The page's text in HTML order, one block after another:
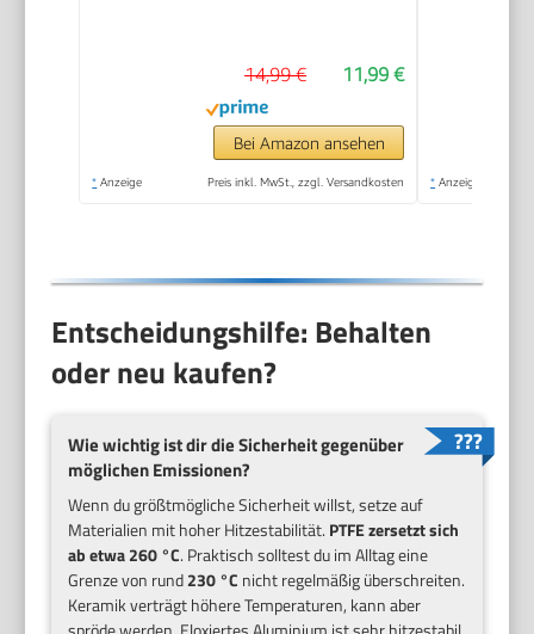
weiß
11,99 €
14,99 €
Bei Amazon ansehen
* Anzeige Preis inkl. MwSt., zzgl. Versandkosten * Anzeige
Entscheidungshilfe: Behalten
oder neu kaufen?
Wie wichtig ist dir die Sicherheit gegenüber
möglichen Emissionen?
Wenn du größtmögliche Sicherheit willst, setze auf
Materialien mit hoher Hitzestabilität. PTFE zersetzt sich
ab etwa 260 °C. Praktisch solltest du im Alltag eine
Grenze von rund230 °C nicht regelmäßig überschreiten.
Keramik verträgt höhere Temperaturen, kann aber